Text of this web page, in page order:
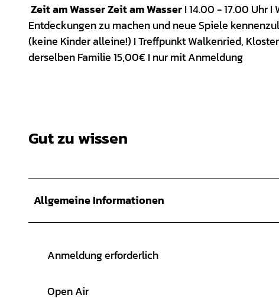
Zeit am Wasser Zeit am WasserI 14.00 - 17.00 Uhr
Entdeckungen zu machen und neue Spiele
(keine Kinder alleine!) I Treffpunkt Walkenried,
derselben Familie 15,00€ I nur mit Anmeldung
Gut zu wissen
Allgemeine Informationen
Anmeldung erforderlich
Open Air